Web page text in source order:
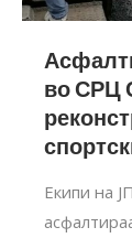
во СРЦ
Екипи на